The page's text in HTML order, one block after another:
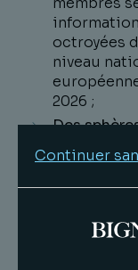
octroyées
niveau
2026 ;
Des
safe
les
prêts et
derniers
Continuer